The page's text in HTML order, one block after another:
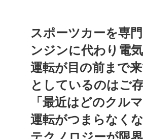
スポーツカーを専
ンジンに代わり電
運転が目の前まで
としているのはご
「最近はどのクル
運転がつまらなく